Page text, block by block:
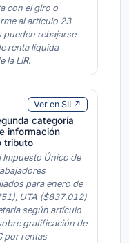
con el giro o
al artículo 23
pueden rebajarse
renta líquida
la LIR.
Ver en SII ↗
categoría
información
tributo
Impuesto Único de
para enero de
UTA ($837.012)
según artículo
gratificación de
por rentas